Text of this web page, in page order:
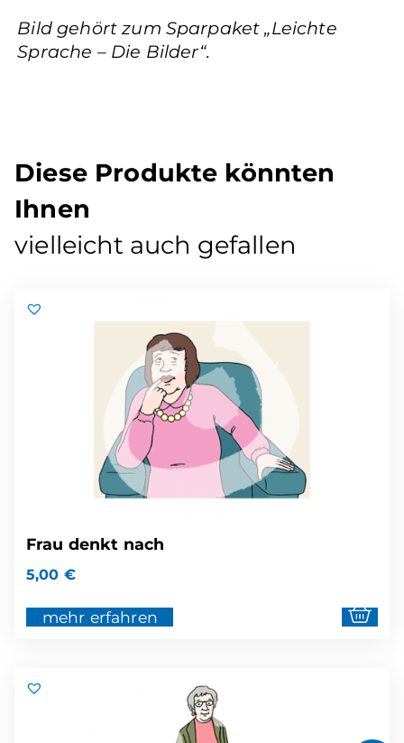
Bild gehört zum Sparpaket „Leichte
Sprache – Die Bilder“.
Diese Produkte könnten
Ihnen
vielleicht auch gefallen
Frau denkt nach
5,00 €
mehr erfahren